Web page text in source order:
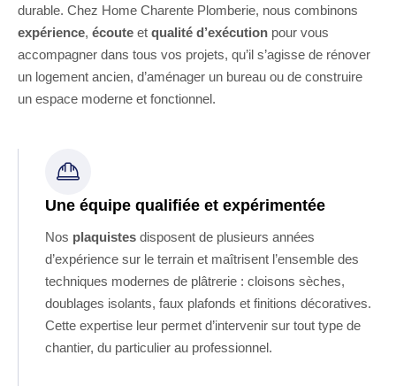
durable. Chez Home Charente Plomberie, nous combinons
expérience, écoute et qualité d’exécution pour vous
accompagner dans tous vos projets, qu’il s’agisse de rénover
un logement ancien, d’aménager un bureau ou de construire
un espace moderne et fonctionnel.
Une équipe qualifiée et expérimentée
Nos plaquistes disposent de plusieurs années
d’expérience sur le terrain et maîtrisent l’ensemble des
techniques modernes de plâtrerie : cloisons sèches,
doublages isolants, faux plafonds et finitions décoratives.
Cette expertise leur permet d’intervenir sur tout type de
chantier, du particulier au professionnel.